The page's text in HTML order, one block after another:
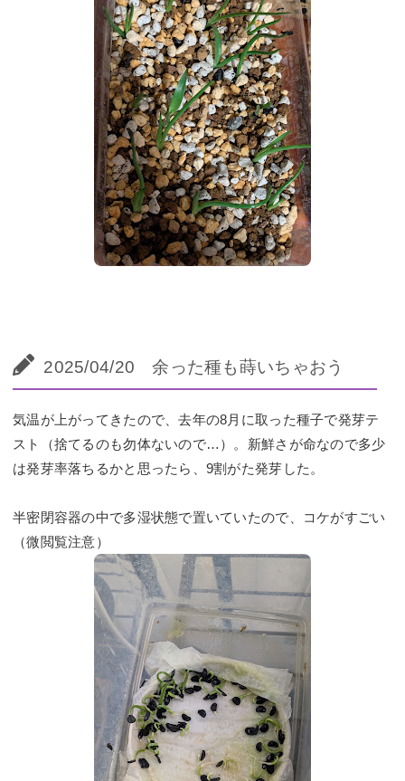
2025/04/20 余った種も蒔いちゃおう
気温が上がってきたので、去年の8月に取った種子で発芽テ
スト（捨てるのも勿体ないので…）。新鮮さが命なので多少
は発芽率落ちるかと思ったら、9割がた発芽した。
半密閉容器の中で多湿状態で置いていたので、コケがすごい
（微閲覧注意）